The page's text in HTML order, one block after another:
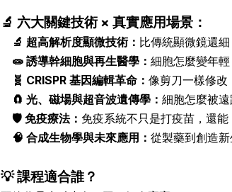
🔬 六大關鍵技術 × 真實應用場景：
🔬 超高解析度顯微技術： 比傳統顯微鏡還
🧫 誘導幹細胞與再生醫學：細胞怎麼變年
🧬 CRISPR 基因編輯革命：像剪刀一樣修
🧲 光、磁場與超音波遺傳學：細胞怎麼被
🛡️ 免疫療法： 免疫系統不只是打疫苗，還
🧠 合成生物學與未來應用：從製藥到創造
💡 課程適合誰？